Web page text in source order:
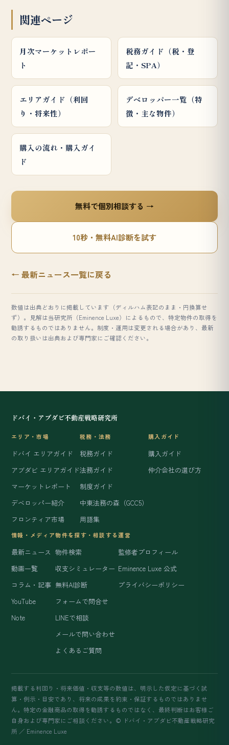
関連ページ
月次マーケットレポー
ト
税務ガイド（税・登
記・SPA）
エリアガイド（利回
り・将来性）
デベロッパー一覧（特
徴・主な物件）
購入の流れ・購入ガイ
ド
無料で個別相談する →
10秒・無料AI診断を試す
← 最新ニュース一覧に戻る
数値は出典どおりに掲載しています（ディルハム表記のまま・円換算せ
ず）。見解は当研究所（Eminence Luxe）によるもので、特定物件の取得を
勧誘するものではありません。制度・運用は変更される場合があり、最新
の取り扱いは出典および専門家にご確認ください。
ドバイ・アブダビ不動産戦略研究所
エリア・市場
ドバイ エリアガイド
アブダビ エリアガイド
マーケットレポート
デベロッパー紹介
フロンティア市場
税務・法務
税務ガイド
法務ガイド
制度ガイド
中東法務の森（GCC5）
用語集
購入ガイド
購入ガイド
仲介会社の選び方
情報・メディア
最新ニュース
動画一覧
コラム・記事
YouTube
Note
物件を探す・相談する
物件検索
収支シミュレーター
無料AI診断
フォームで問合せ
LINEで相談
メールで問い合わせ
よくあるご質問
運営
監修者プロフィール
Eminence Luxe 公式
プライバシーポリシー
掲載する利回り・将来価値・収支等の数値は、明示した仮定に基づく試
算・例示・目安であり、将来の成果を約束・保証するものではありませ
ん。特定の金融商品の取得を勧誘するものではなく、最終判断はお客様ご
自身および専門家にご相談ください。© ドバイ・アブダビ不動産戦略研究
所 ／ Eminence Luxe